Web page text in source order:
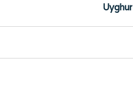
Uyghur